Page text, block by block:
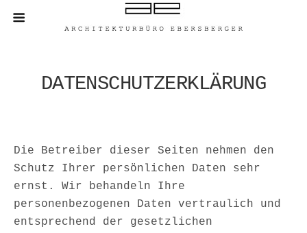
DATENSCHUTZERKLÄRUNG
Die Betreiber dieser Seiten nehmen den
Schutz Ihrer persönlichen Daten sehr
ernst. Wir behandeln Ihre
personenbezogenen Daten vertraulich und
entsprechend der gesetzlichen